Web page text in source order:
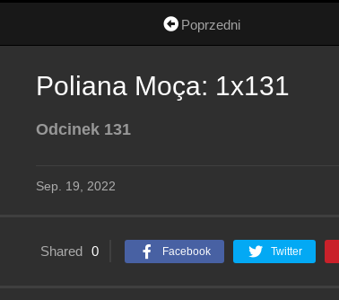
Poprzedni
Poliana Moça: 1x131
Odcinek 131
Sep. 19, 2022
Shared 0 Facebook Twitter